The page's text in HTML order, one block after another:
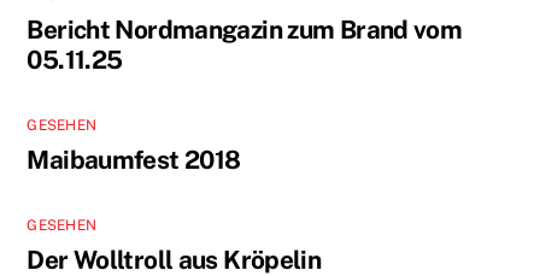
Bericht Nordmangazin zum Brand vom
05.11.25
GESEHEN
Maibaumfest 2018
GESEHEN
Der Wolltroll aus Kröpelin